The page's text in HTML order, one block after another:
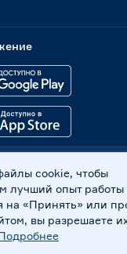
2004 -2026,
ИНН 7702596813,
персональных
cookie, чтобы
лучший опыт
на «Принять» или
вы разрешаете